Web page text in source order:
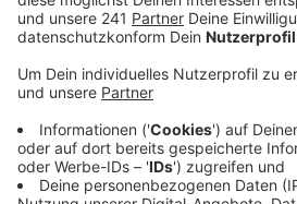
Veröffentlicht:Mittwoch, 13.10.2021
Anzeige